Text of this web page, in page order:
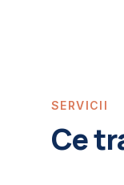
SERVICII
Ce